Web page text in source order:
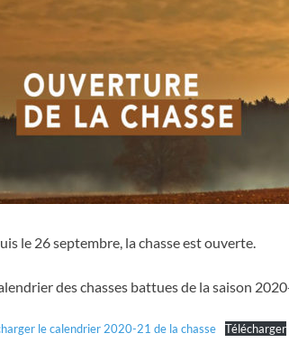
le 26 septembre, la chasse est ouverte.
des chasses battues de la saison
le calendrier 2020-21 de la chasse Télécharger